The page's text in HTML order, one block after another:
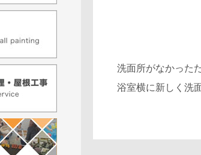
洗面所がなかった
浴室横に新しく洗